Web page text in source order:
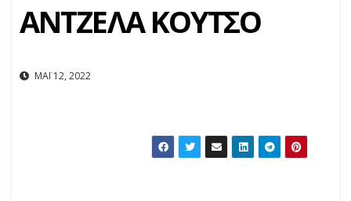
ΑΝΤΖΕΛΑ ΚΟΥΤΣΟ
ΜΆΙ 12, 2022